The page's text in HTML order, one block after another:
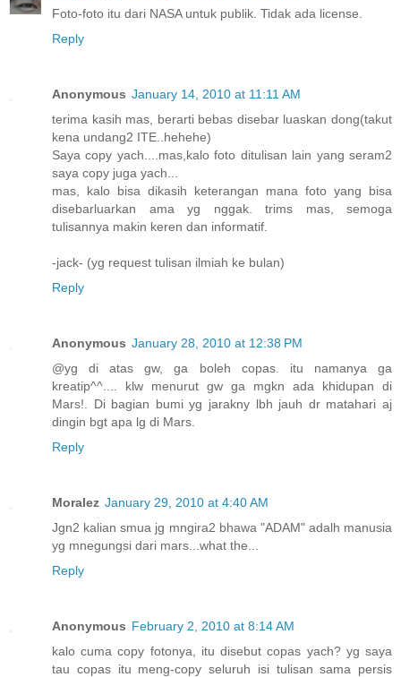
Foto-foto itu dari NASA untuk publik. Tidak ada license.
Reply
Anonymous January 14, 2010 at 11:11 AM
terima kasih mas, berarti bebas disebar luaskan dong(takut
kena undang2 ITE..hehehe)
Saya copy yach....mas,kalo foto ditulisan lain yang seram2
saya copy juga yach...
mas, kalo bisa dikasih keterangan mana foto yang bisa
disebarluarkan ama yg nggak. trims mas, semoga
tulisannya makin keren dan informatif.
-jack- (yg request tulisan ilmiah ke bulan)
Reply
Anonymous January 28, 2010 at 12:38 PM
@yg di atas gw, ga boleh copas. itu namanya ga
kreatip^^.... klw menurut gw ga mgkn ada khidupan di
Mars!. Di bagian bumi yg jarakny lbh jauh dr matahari aj
dingin bgt apa lg di Mars.
Reply
Moralez January 29, 2010 at 4:40 AM
Jgn2 kalian smua jg mngira2 bhawa "ADAM" adalh manusia
yg mnegungsi dari mars...what the...
Reply
Anonymous February 2, 2010 at 8:14 AM
kalo cuma copy fotonya, itu disebut copas yach? yg saya
tau copas itu meng-copy seluruh isi tulisan sama persis